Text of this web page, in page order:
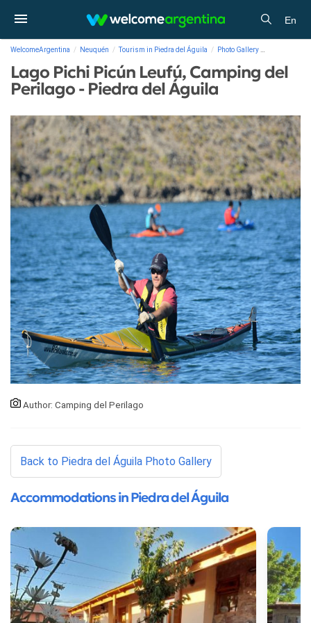
En
WelcomeArgentina Neuquén Tourism in Piedra del Águila Photo Gallery
Lago Pichi Picún Leufú, Camping del
Perilago - Piedra del Águila
Author: Camping del Perilago
Back to Piedra del Águila Photo Gallery
Accommodations in Piedra del Águila